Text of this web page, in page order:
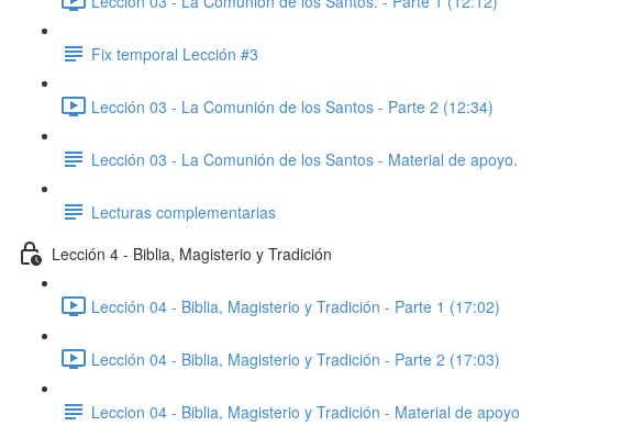
Fix temporal Lección #3
Lección 03 - La Comunión de los Santos - Parte 2 (12:34)
Lección 03 - La Comunión de los Santos - Material de apoyo.
Lecturas complementarias
Lección 4 - Biblia, Magisterio y Tradición
Lección 04 - Biblia, Magisterio y Tradición - Parte 1 (17:02)
Lección 04 - Biblia, Magisterio y Tradición - Parte 2 (17:03)
Leccion 04 - Biblia, Magisterio y Tradición - Material de apoyo